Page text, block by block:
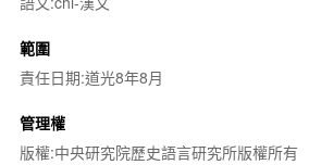
範圍
責任日期:道光8年8月
管理權
版權:中央研究院歷史語言研究所版權所有